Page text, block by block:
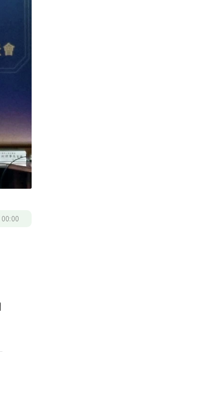
00:00